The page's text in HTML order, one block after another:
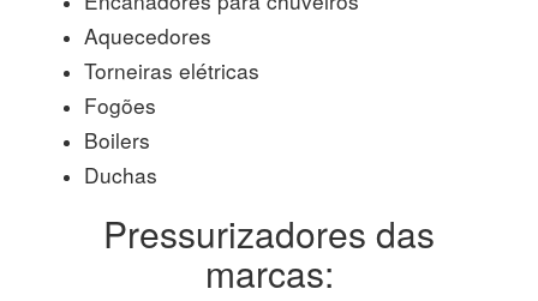
Aquecedores
Torneiras elétricas
Fogões
Boilers
Duchas
Pressurizadores das
marcas: